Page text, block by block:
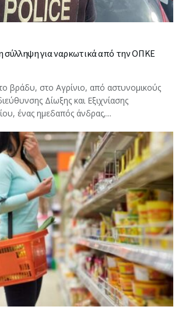
σύλληψη για ναρκωτικά από την ΟΠΚΕ
βράδυ, στο Αγρίνιο, από αστυνομικούς
Δίωξης και Εξιχνίασης
ένας ημεδαπός άνδρας,...